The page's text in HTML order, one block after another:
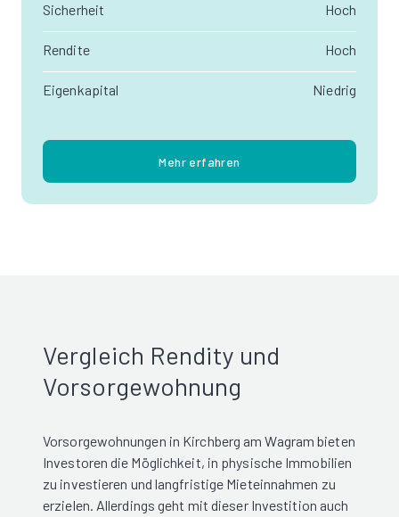
Sicherheit Hoch
Rendite Hoch
Eigenkapital Niedrig
Mehr erfahren
Vergleich Rendity und
Vorsorgewohnung
Vorsorgewohnungen in Kirchberg am Wagram bieten
Investoren die Möglichkeit, in physische Immobilien
zu investieren und langfristige Mieteinnahmen zu
erzielen. Allerdings geht mit dieser Investition auch